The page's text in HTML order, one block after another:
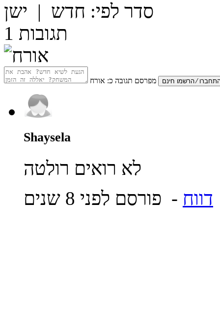
סדר לפי: חדש | ישן
1 תגובות
מפרסם תגובה כ: אורח
Shaysela
לא רואים רולטה
דווח - פורסם לפני 8 שנים